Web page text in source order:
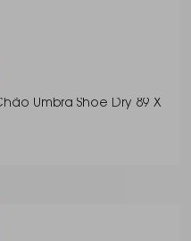
Umbra Shoe Dry 89 X